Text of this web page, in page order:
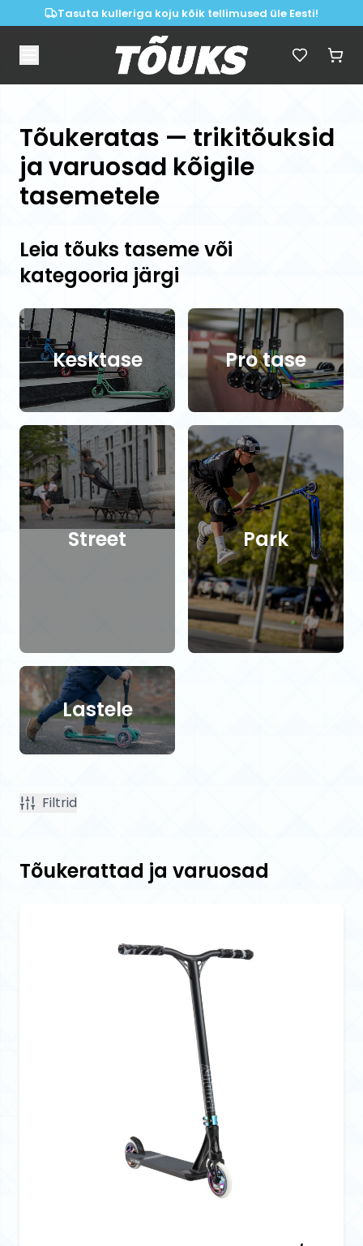
Tasuta kulleriga koju kõik tellimused üle Eesti!
Tõukeratas — trikitõuksid
ja varuosad kõigile
tasemetele
Leia tõuks taseme või
kategooria järgi
Kesktase Pro tase
Street Park
Lastele
Filtrid
Tõukerattad ja varuosad